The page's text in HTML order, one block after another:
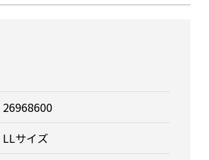
VegTrug
26968600
LLサイズ